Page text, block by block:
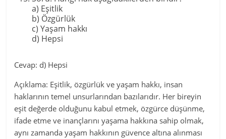
a) Eşitlik
b) Özgürlük
c) Yaşam hakkı
d) Hepsi
Cevap: d) Hepsi
Açıklama: Eşitlik, özgürlük ve yaşam hakkı, insan
haklarının temel unsurlarından bazılarıdır. Her bireyin
eşit değerde olduğunu kabul etmek, özgürce düşünme,
ifade etme ve inançlarını yaşama hakkına sahip olmak,
aynı zamanda yaşam hakkının güvence altına alınması